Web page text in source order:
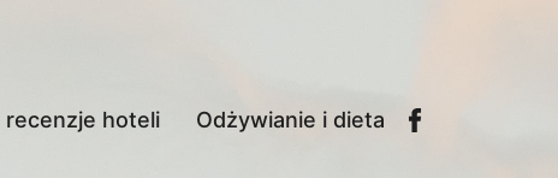
recenzje hoteli Odżywianie i dieta